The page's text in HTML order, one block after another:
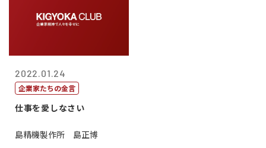
2022.01.24
企業家たちの金言
仕事を愛しなさい
島精機製作所 島正博